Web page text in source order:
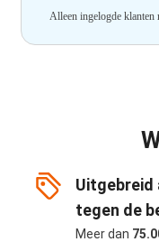
Alleen ingelogde klanten
tegen de
Meer dan